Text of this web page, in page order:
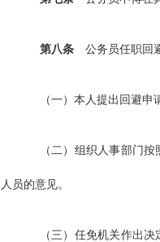
第八条公务员任职回避
（一）本人提出回避申请
（二）组织人事部门按照
人员的意见。
（三）任免机关作出决定